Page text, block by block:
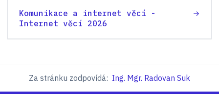
Komunikace a internet věcí -
Internet věcí 2026
Za stránku zodpovídá: Ing. Mgr. Radovan Suk